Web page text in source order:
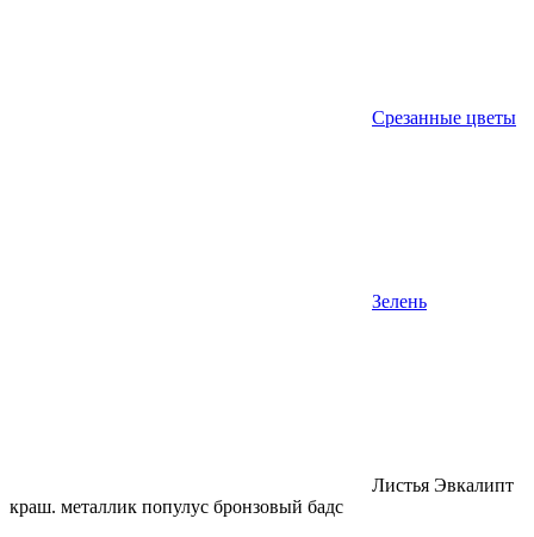
Срезанные цветы
Зелень
Листья Эвкалипт
краш. металлик популус бронзовый бадс